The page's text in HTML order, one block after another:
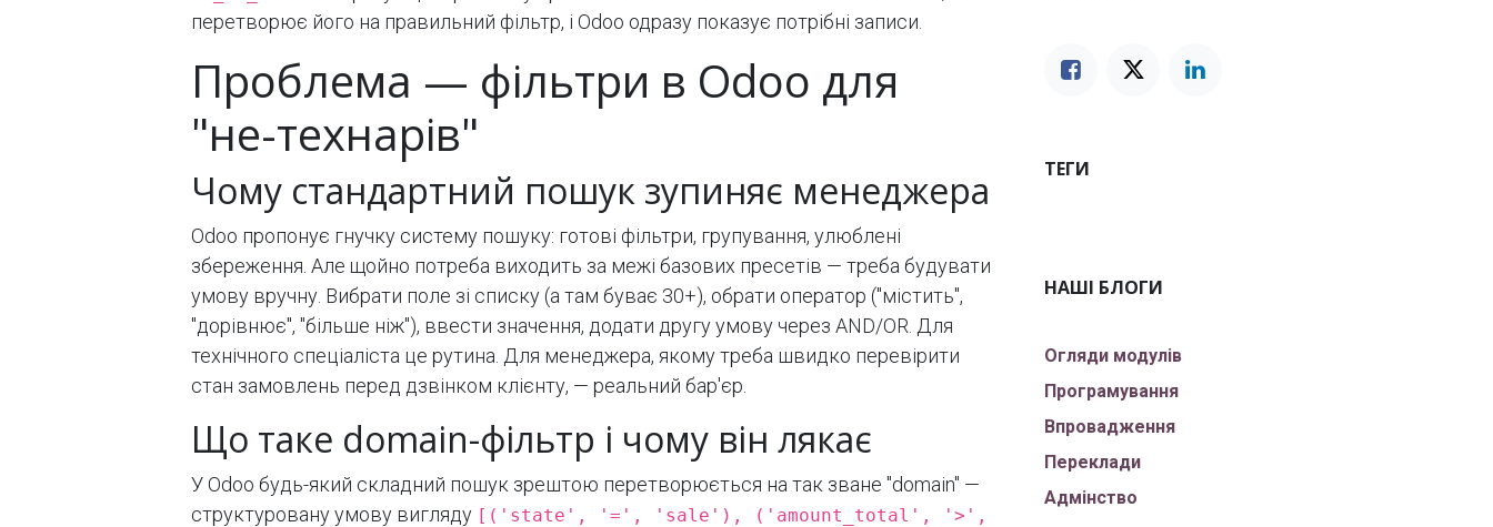
перетворює його на правильний фільтр, і Odoo одразу показує потрібні записи.
Проблема — фільтри в Odoo для
"не-технарів"
Чому стандартний пошук зупиняє менеджера
Odoo пропонує гнучку систему пошуку: готові фільтри, групування, улюблені
збереження. Але щойно потреба виходить за межі базових пресетів — треба будувати
умову вручну. Вибрати поле зі списку (а там буває 30+), обрати оператор ("містить",
"дорівнює", "більше ніж"), ввести значення, додати другу умову через AND/OR. Для
технічного спеціаліста це рутина. Для менеджера, якому треба швидко перевірити
стан замовлень перед дзвінком клієнту, — реальний бар'єр.
Що таке domain-фільтр і чому він лякає
У Odoo будь-який складний пошук зрештою перетворюється на так зване "domain" —
структуровану умову вигляду [('state', '=', 'sale'), ('amount_total', '>',
ТЕГИ
НАШІ БЛОГИ
Огляди модулів
Програмування
Впровадження
Переклади
Адмінство